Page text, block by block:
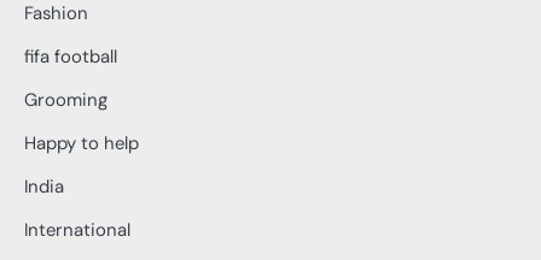
Fashion
fifa football
Grooming
Happy to help
India
International